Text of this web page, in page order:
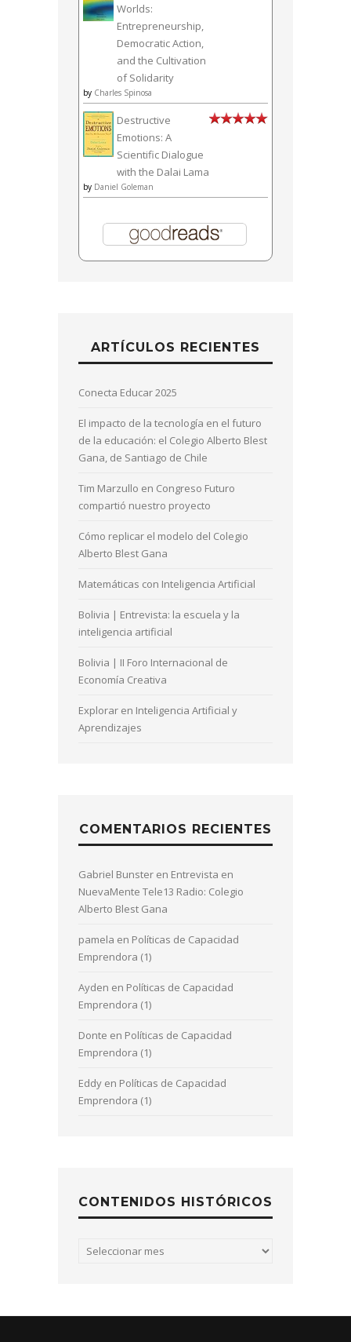
Worlds:
Entrepreneurship,
Democratic Action,
and the Cultivation
of Solidarity
by Charles Spinosa
Destructive
Emotions: A
Scientific Dialogue
with the Dalai Lama
by Daniel Goleman
ARTÍCULOS RECIENTES
Conecta Educar 2025
El impacto de la tecnología en el futuro
de la educación: el Colegio Alberto Blest
Gana, de Santiago de Chile
Tim Marzullo en Congreso Futuro
compartió nuestro proyecto
Cómo replicar el modelo del Colegio
Alberto Blest Gana
Matemáticas con Inteligencia Artificial
Bolivia | Entrevista: la escuela y la
inteligencia artificial
Bolivia | II Foro Internacional de
Economía Creativa
Explorar en Inteligencia Artificial y
Aprendizajes
COMENTARIOS RECIENTES
Gabriel Bunster en Entrevista en
NuevaMente Tele13 Radio: Colegio
Alberto Blest Gana
pamela en Políticas de Capacidad
Emprendora (1)
Ayden en Políticas de Capacidad
Emprendora (1)
Donte en Políticas de Capacidad
Emprendora (1)
Eddy en Políticas de Capacidad
Emprendora (1)
CONTENIDOS HISTÓRICOS
Contenidos